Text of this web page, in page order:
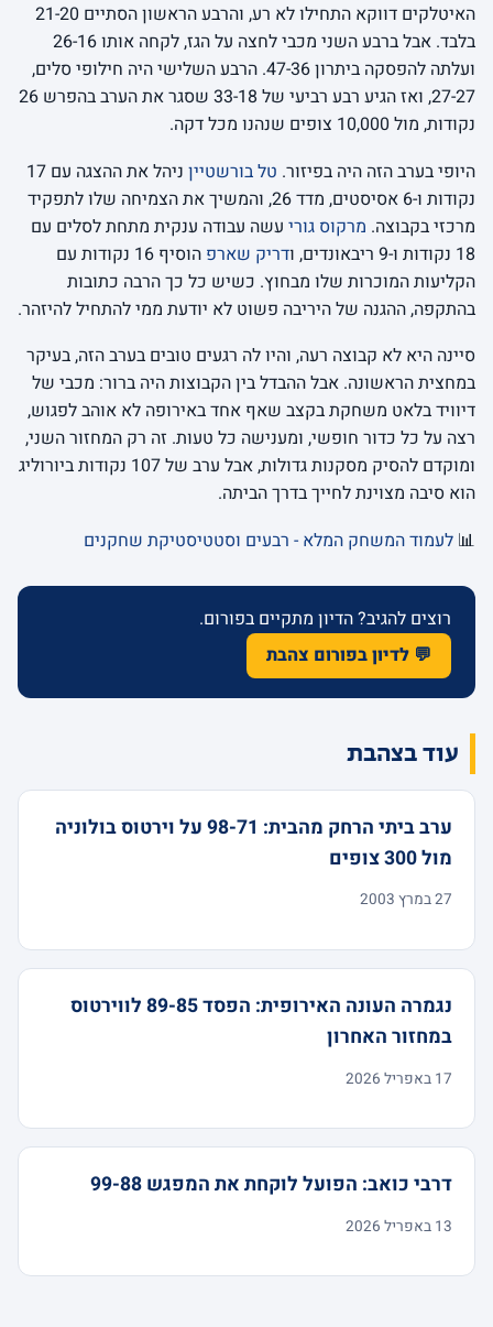
האיטלקים דווקא התחילו לא רע, והרבע הראשון הסתיים 21-20
בלבד. אבל ברבע השני מכבי לחצה על הגז, לקחה אותו 26-16
ועלתה להפסקה ביתרון 47-36. הרבע השלישי היה חילופי סלים,
27-27, ואז הגיע רבע רביעי של 33-18 שסגר את הערב בהפרש 26
נקודות, מול 10,000 צופים שנהנו מכל דקה.
היופי בערב הזה היה בפיזור. טל בורשטיין
ניהל את ההצגה עם 17
נקודות ו-6 אסיסטים, מדד 26, והמשיך את הצמיחה שלו לתפקיד
מרכזי בקבוצה. מרקוס גורי עשה עבודה ענקית מתחת לסלים עם
18 נקודות ו-9 ריבאונדים, ו
דריק שארפ
הוסיף 16 נקודות עם
הקליעות המוכרות שלו מבחוץ. כשיש כל כך הרבה כתובות
בהתקפה, ההגנה של היריבה פשוט לא יודעת ממי להתחיל להיזהר.
סיינה היא לא קבוצה רעה, והיו לה רגעים טובים בערב הזה, בעיקר
במחצית הראשונה. אבל ההבדל בין הקבוצות היה ברור: מכבי של
דיוויד בלאט משחקת בקצב שאף אחד באירופה לא אוהב לפגוש,
רצה על כל כדור חופשי, ומענישה כל טעות. זה רק המחזור השני,
ומוקדם להסיק מסקנות גדולות, אבל ערב של 107 נקודות ביורוליג
הוא סיבה מצוינת לחייך בדרך הביתה.
📊 לעמוד המשחק המלא - רבעים וסטטיסטיקת שחקנים
רוצים להגיב? הדיון מתקיים בפורום.
💬 לדיון בפורום צהבת
עוד בצהבת
ערב ביתי הרחק מהבית: 98-71 על וירטוס בולוניה
מול 300 צופים
27 במרץ 2003
נגמרה העונה האירופית: הפסד 89-85 לווירטוס
במחזור האחרון
17 באפריל 2026
דרבי כואב: הפועל לוקחת את המפגש 99-88
13 באפריל 2026